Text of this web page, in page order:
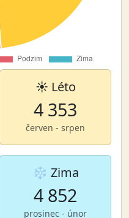
☀️ Léto
4 353
červen - srpen
❄️ Zima
4 852
prosinec - únor